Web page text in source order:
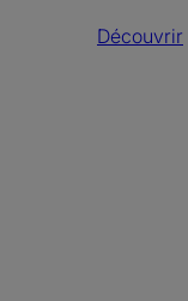
Découvrir